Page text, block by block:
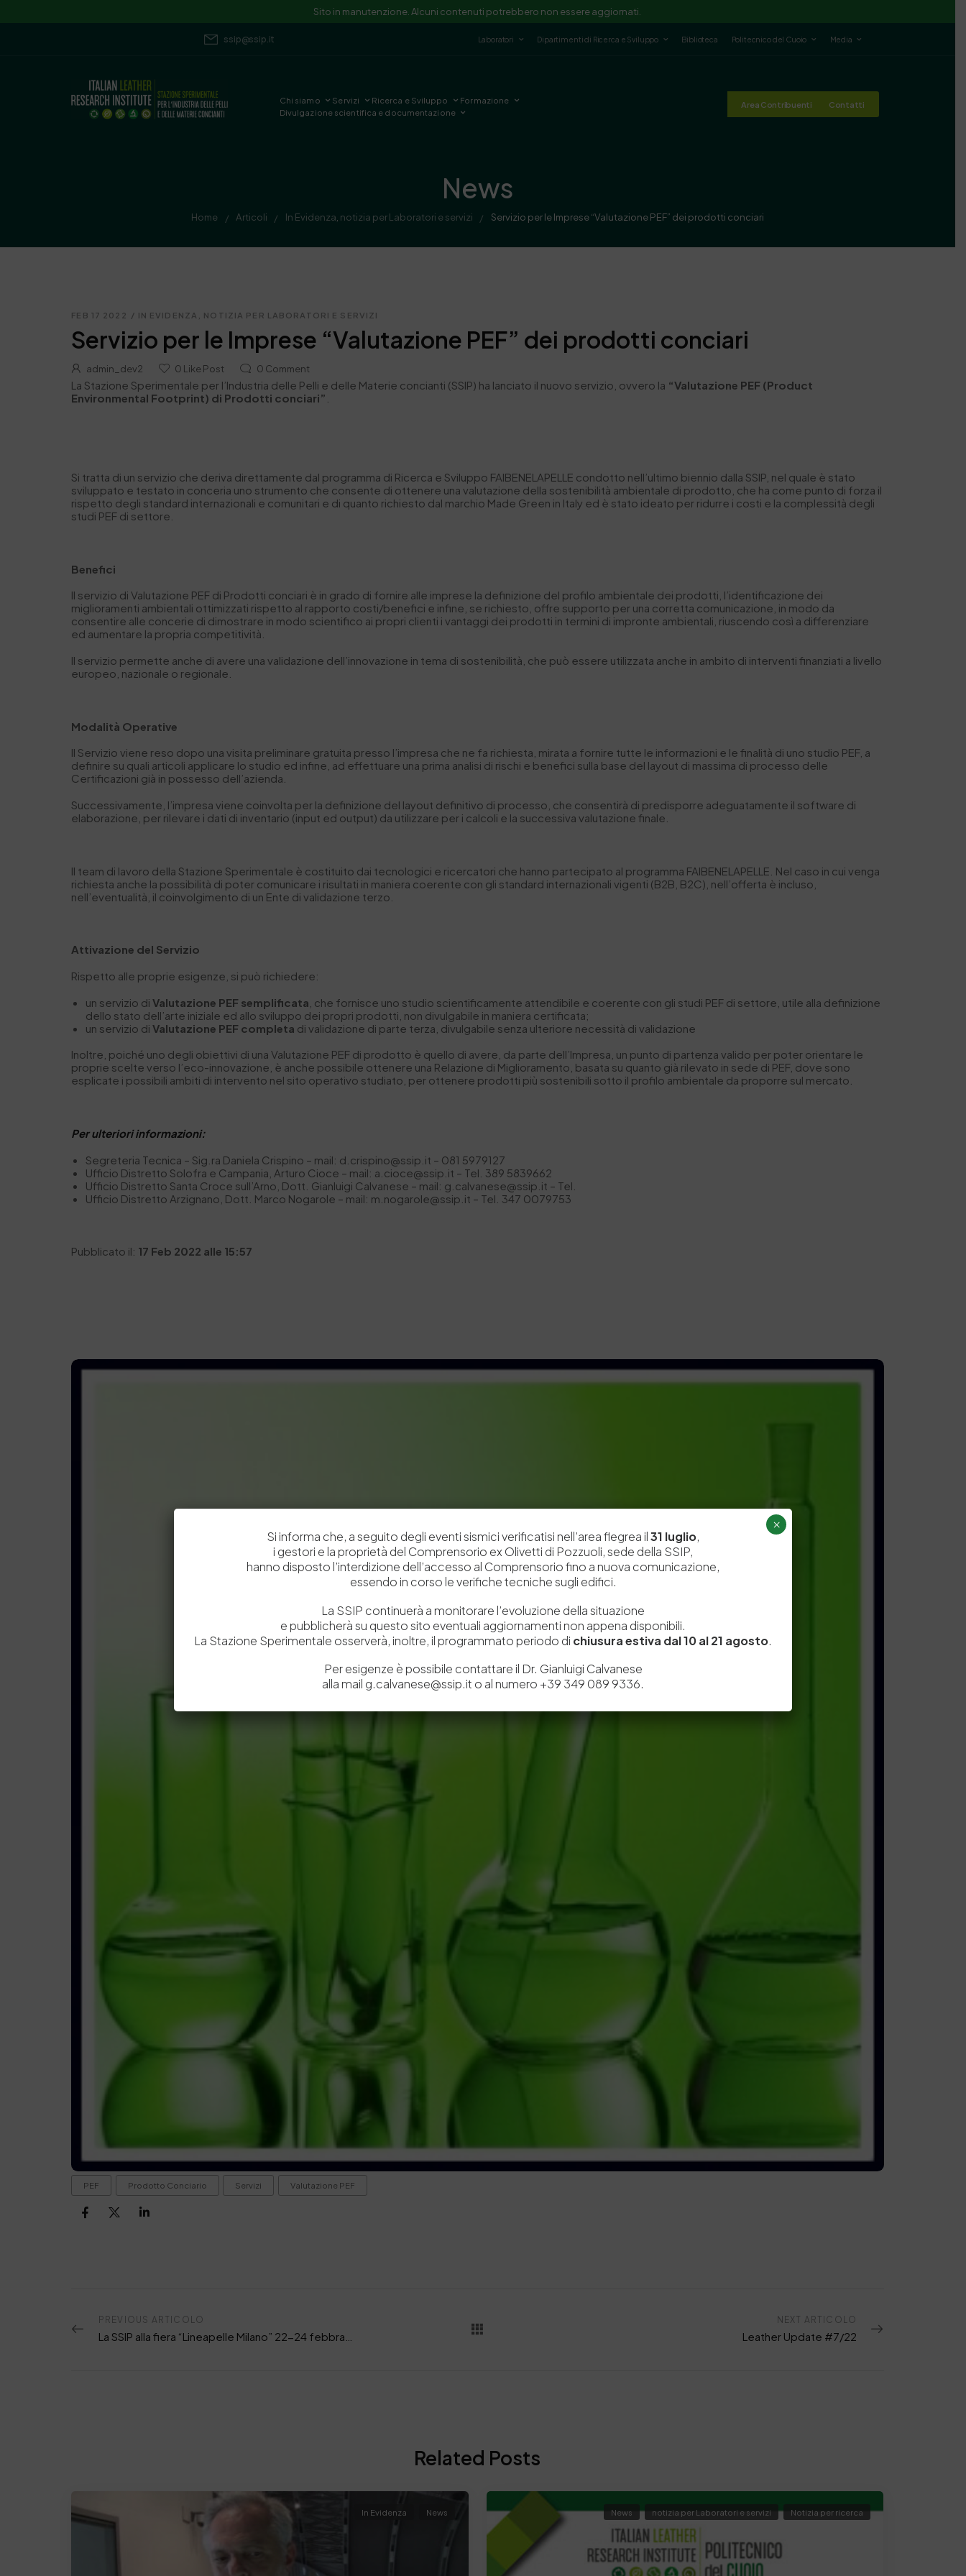
Sito in manutenzione. Alcuni contenuti potrebbero non essere aggiornati.
ssip@ssip.it Laboratori Dipartimenti di Ricerca e Sviluppo Biblioteca Politecnico del Cuoio Media
Chi siamo Servizi Ricerca e Sviluppo
Formazione
Divulgazione scientifica e documentazione
Area Contribuenti Contatti
News
Home / Articoli / In Evidenza notizia per Laboratori e servizi / Servizio per le Imprese “Valutazione PEF” dei prodotti conciari
FEB 17 2022 / IN EVIDENZA NOTIZIA PER LABORATORI E SERVIZI
Servizio per le Imprese “Valutazione PEF” dei prodotti conciari
admin_dev2 0 Like Post 0 Comment
La Stazione Sperimentale per l’Industria delle Pelli e delle Materie concianti (SSIP) ha lanciato il nuovo servizio, ovvero la “Valutazione PEF (Product
Environmental Footprint) di Prodotti conciari”
Si tratta di un servizio che deriva direttamente dal programma di Ricerca e Sviluppo FAIBENELAPELLE condotto nell’ultimo biennio dalla SSIP, nel quale è stato
sviluppato e testato in conceria uno strumento che consente di ottenere una valutazione della sostenibilità ambientale di prodotto, che ha come punto di forza il
rispetto degli standard internazionali e comunitari e di quanto richiesto dal marchio Made Green in Italy ed è stato ideato per ridurre i costi e la complessità degli
studi PEF di settore.
Benefici
Il servizio di Valutazione PEF di Prodotti conciari è in grado di fornire alle imprese la definizione del profilo ambientale dei prodotti, l’identificazione dei
miglioramenti ambientali ottimizzati rispetto al rapporto costi/benefici e infine, se richiesto, offre supporto per una corretta comunicazione, in modo da
consentire alle concerie di dimostrare in modo scientifico ai propri clienti i vantaggi dei prodotti in termini di impronte ambientali, riuscendo così a differenziare
ed aumentare la propria competitività.
Il servizio permette anche di avere unavalidazione dell’innovazione in tema di sostenibilità , che può essere utilizzata anche in ambito di interventi finanziati a livello
europeo, nazionale o regionale.
Modalità Operative
Il Servizio viene reso dopo una visita preliminare gratuita presso l’impresa che ne fa richiesta, mirata a fornire tutte le informazioni e le finalità di uno studio PEF, a
definire su quali articoli applicare lo studio ed infine, ad effettuare una prima analisi di rischi e benefici sulla base del layout di massima di processo delle
Certificazioni già in possesso dell’azienda.
Successivamente, l’impresa viene coinvolta per la definizione del layout definitivo di processo , che consentirà di predisporre adeguatamente il software di
elaborazione, per rilevare i dati di inventario (input ed output) da utilizzare per i calcoli e la successiva valutazione finale.
Il team di lavoro della Stazione Sperimentale è costituito dai tecnologici e ricercatori che hanno partecipato al programma FAIBENELAPELLE. Nel caso in cui venga
richiesta anche la possibilità di poter comunicare i risultati in maniera coerente con gli standard internazionali vigenti (B2B, B2C), nell’offerta è incluso,
nell’eventualità, il coinvolgimento di un Ente di validazione terzo.
Attivazione del Servizio
Rispetto alle proprie esigenze, si può richiedere:
un servizio diValutazione PEF semplificata , che fornisce uno studio scientificamente attendibile e coerente con gli studi PEF di settore, utile alla definizione
dello stato dell’arte iniziale ed allo sviluppo dei propri prodotti, non divulgabile in maniera certificata;
un servizio diValutazione PEF completa di validazione di parte terza, divulgabile senza ulteriore necessità di validazione
Inoltre, poiché uno degli obiettivi di una Valutazione PEF di prodotto è quello di avere, da parte dell’Impresa, un punto di partenza valido per poter orientare le
proprie scelte verso l’eco-innovazione, è anche possibile ottenere una Relazione di Miglioramento, basata su quanto già rilevato in sede di PEF, dove sono
esplicate i possibili ambiti di intervento nel sito operativo studiato, per ottenere prodotti più sostenibili sotto il profilo ambientale da proporre sul mercato.
Per ulteriori informazioni:
Segreteria Tecnica – Sig.ra Daniela Crispino – mail: d.crispino@ssip.it – 081 5979127
Ufficio Distretto Solofra e Campania, Arturo Cioce – mail: a.cioce@ssip.it – Tel. 389 5839662
Ufficio Distretto Santa Croce sull’Arno, Dott. Gianluigi Calvanese – mail: g.calvanese@ssip.it – Tel.
Ufficio Distretto Arzignano, Dott. Marco Nogarole – mail: m.nogarole@ssip.it – Tel. 347 0079753
Pubblicato il: 17 Feb 2022 alle 15:57
PEF Prodotto Conciario Servizi Valutazione PEF
PREVIOUS ARTICOLO NEXT ARTICOLO
Leather Update #7/22
Related Posts
In Evidenza News News notizia per Laboratori e servizi Notizia per ricerca
Si informa che, a seguito degli eventi sismici verificatisi nell’area flegrea il31 luglio,
i gestori e la proprietà del Comprensorio ex Olivetti di Pozzuoli, sede della SSIP,
hanno disposto l’interdizione dell’accesso al Comprensorio fino a nuova comunicazione,
essendo in corso le verifiche tecniche sugli edifici.
La SSIP continuerà a monitorare l’evoluzione della situazione
e pubblicherà su questo sito eventuali aggiornamenti non appena disponibili.
La Stazione Sperimentale osserverà, inoltre, il programmato periodo di chiusura estiva dal 10 al 21 agosto.
Per esigenze è possibile contattare il Dr. Gianluigi Calvanese
alla mail g.calvanese@ssip.it o al numero +39 349 089 9336.
×